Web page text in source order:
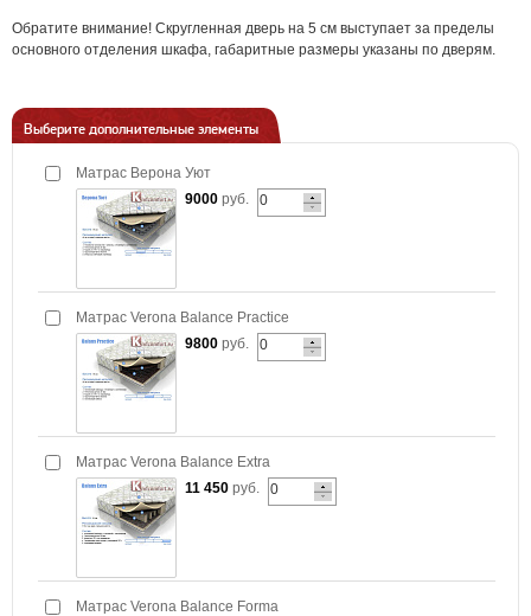
Обратите внимание! Скругленная дверь на 5 см выступает за пределы
основного отделения шкафа, габаритные размеры указаны по дверям.
Выберите дополнительные элементы
Матрас Верона Уют
9000 руб.
Матрас Verona Balance Practice
9800 руб.
Матрас Verona Balance Extra
11 450 руб.
Матрас Verona Balance Forma